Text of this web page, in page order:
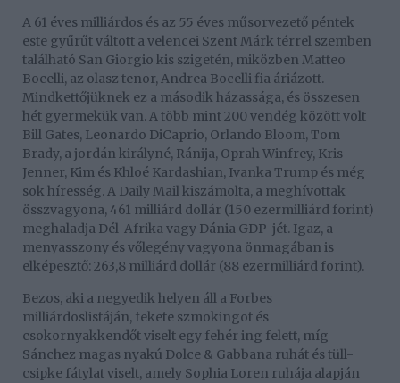
A 61 éves milliárdos és az 55 éves műsorvezető péntek
este gyűrűt váltott a velencei Szent Márk térrel szemben
található San Giorgio kis szigetén, miközben Matteo
Bocelli, az olasz tenor, Andrea Bocelli fia áriázott.
Mindkettőjüknek ez a második házassága, és összesen
hét gyermekük van. A több mint 200 vendég között volt
Bill Gates, Leonardo DiCaprio, Orlando Bloom, Tom
Brady, a jordán királyné, Ránija, Oprah Winfrey, Kris
Jenner, Kim és Khloé Kardashian, Ivanka Trump és még
sok híresség. A Daily Mail kiszámolta, a meghívottak
össz­vagyona, 461 milliárd dollár (150 ezermilliárd forint)
meghaladja Dél-Afrika vagy Dánia GDP-jét. Igaz, a
menyasszony és vőlegény vagyona önmagában is
elképesztő: 263,8 milliárd dollár (88 ezermilliárd forint).
Bezos, aki a negyedik helyen áll a Forbes
milliárdoslistáján, fekete szmokingot és
csokornyakkendőt viselt egy fehér ing felett, míg
Sánchez magas nyakú Dolce & Gabbana ruhát és tüll-
csipke fátylat viselt, amely Sophia Loren ruhája alapján